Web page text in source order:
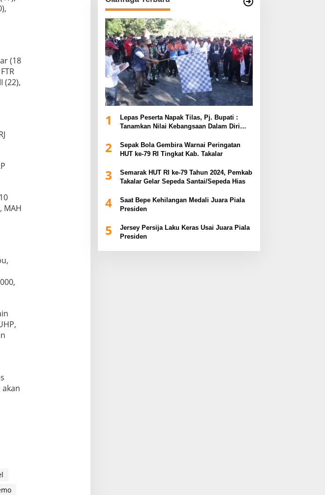
(18
(22),
MAH
1
Lepas Peserta Napak Tilas, Pj. Bupati :
Tanamkan Nilai Kebangsaan Dalam Diri
2
Sepak Bola Gembira Warnai Peringatan
HUT ke-79 RI Tingkat Kab. Takalar
3
Semarak HUT RI ke-79 Tahun 2024, Pemkab
Takalar Gelar Sepeda Santai/Sepeda Hias
4
Saat Bepe Kehilangan Medali Juara Piala
Presiden
5
Jersey Persija Laku Keras Usai Juara Piala
Presiden